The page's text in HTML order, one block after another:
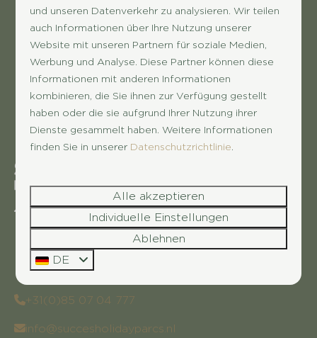
Leersumsestraatweg 23
3941 MN Doorn
Utrecht
Nederland
+31(0)85 07 04 777
info@succesholidayparcs.nl
und unseren Datenverkehr zu analysieren. Wir teilen
auch Informationen über Ihre Nutzung unserer
Website mit unseren Partnern für soziale Medien,
Werbung und Analyse. Diese Partner können diese
Informationen mit anderen Informationen
kombinieren, die Sie ihnen zur Verfügung gestellt
haben oder die sie aufgrund Ihrer Nutzung ihrer
Dienste gesammelt haben. Weitere Informationen
finden Sie in unserer Datenschutzrichtlinie
Alle akzeptieren
Individuelle Einstellungen
Ablehnen
DE